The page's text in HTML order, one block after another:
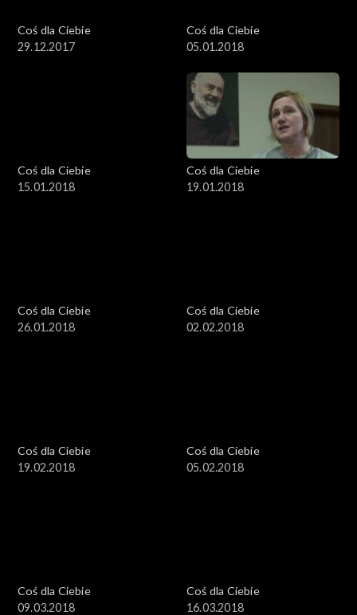
Coś dla Ciebie
29.12.2017
Coś dla Ciebie
05.01.2018
Coś dla Ciebie
15.01.2018
Coś dla Ciebie
19.01.2018
Coś dla Ciebie
26.01.2018
Coś dla Ciebie
02.02.2018
Coś dla Ciebie
19.02.2018
Coś dla Ciebie
05.02.2018
Coś dla Ciebie
09.03.2018
Coś dla Ciebie
16.03.2018